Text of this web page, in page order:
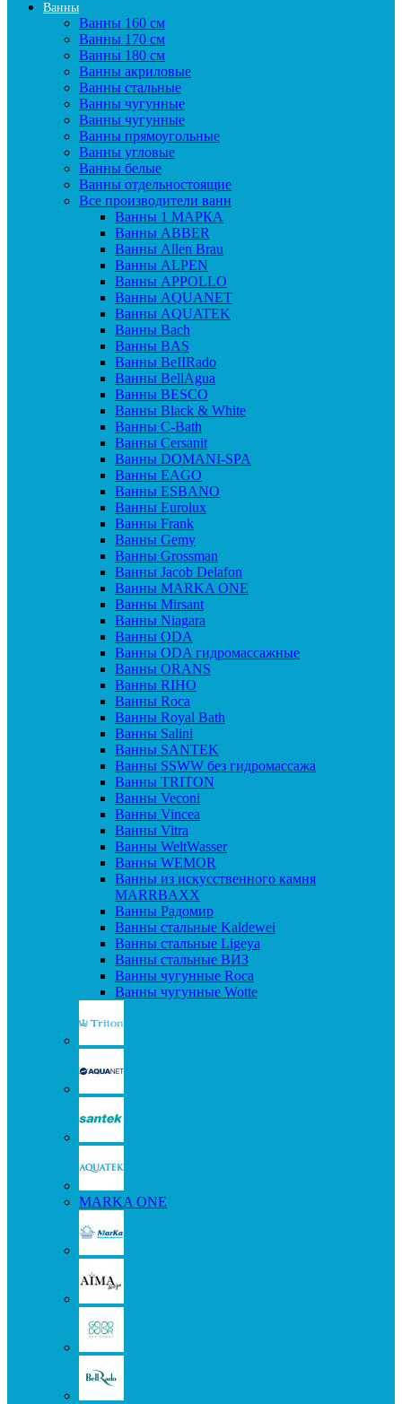
Ванны
Ванны 160 см
Ванны 170 см
Ванны 180 см
Ванны акриловые
Ванны стальные
Ванны чугунные
Ванны чугунные
Ванны прямоугольные
Ванны угловые
Ванны белые
Ванны отдельностоящие
Все производители ванн
Ванны 1 МАРКА
Ванны ABBER
Ванны Allen Brau
Ванны ALPEN
Ванны APPOLLO
Ванны AQUANET
Ванны AQUATEK
Ванны Bach
Ванны BAS
Ванны BeIIRado
Ванны BellAgua
Ванны BESCO
Ванны Black & White
Ванны C-Bath
Ванны Cersanit
Ванны DOMANI-SPA
Ванны EAGO
Ванны ESBANO
Ванны Eurolux
Ванны Frank
Ванны Gemy
Ванны Grossman
Ванны Jacob Delafon
Ванны MARKA ONE
Ванны Mirsant
Ванны Niagara
Ванны ODA
Ванны ODA гидромассажные
Ванны ORANS
Ванны RIHO
Ванны Roca
Ванны Royal Bath
Ванны Salini
Ванны SANTEK
Ванны SSWW без гидромассажа
Ванны TRITON
Ванны Veconi
Ванны Vincea
Ванны Vitra
Ванны WeltWasser
Ванны WEMOR
Ванны из искусственного камня
MARRBAXX
Ванны Радомир
Ванны стальные Kaldewei
Ванны стальные Ligeya
Ванны стальные ВИЗ
Ванны чугунные Roca
Ванны чугунные Wotte
MARKA ONE